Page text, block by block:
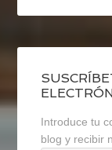
Introduce tu
blog y recibir